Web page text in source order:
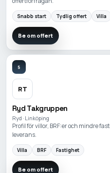
Snabb start Tydlig offert Villa
Be om offert
5
RT
Ryd Takgruppen
Ryd · Linköping
Profil för villor, BRF:er och mindre
leverans.
Villa BRF Fastighet
Be om offert